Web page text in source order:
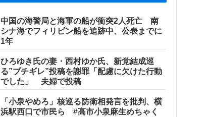
中国の海警局と海軍の船が衝突2人死亡 南
シナ海でフィリピン船を追跡中、公表までに
1年
ひろゆき氏の妻・西村ゆか氏、新党結成巡
る”ブチギレ”投稿を謝罪「配慮に欠けた行動
でした」 夫婦で投稿
「小泉やめろ」核巡る防衛相発言を批判、横
浜駅西口で市民ら #高市小泉麻生めちゃく